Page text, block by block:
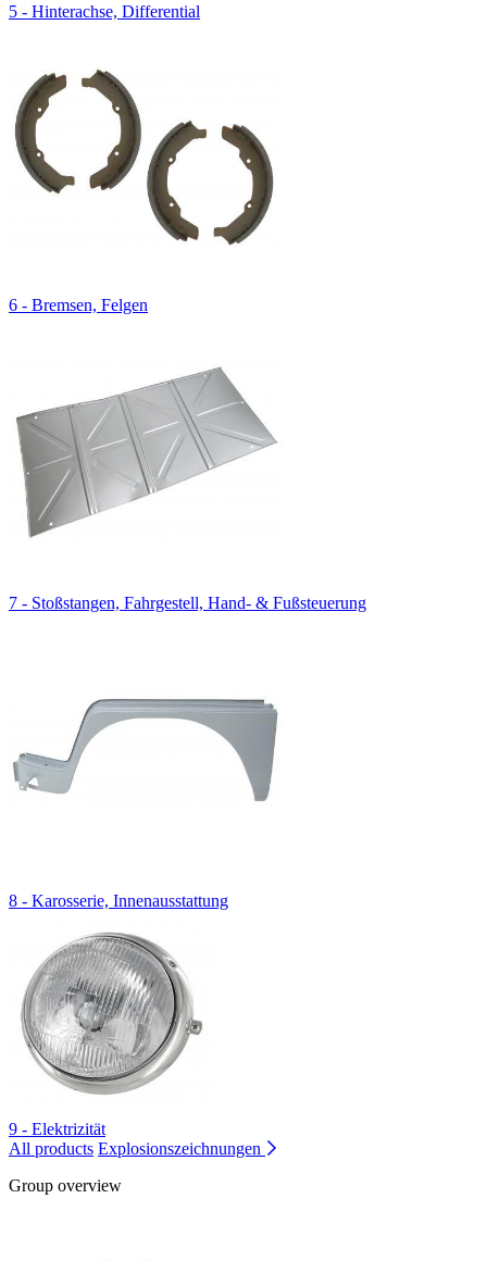
5 - Hinterachse, Differential
6 - Bremsen, Felgen
7 - Stoßstangen, Fahrgestell, Hand- & Fußsteuerung
8 - Karosserie, Innenausstattung
9 - Elektrizität
All products Explosionszeichnungen
Group overview